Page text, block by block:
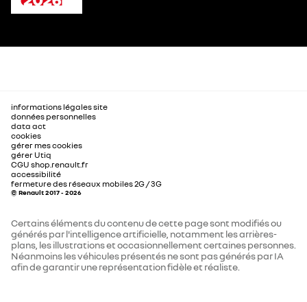
informations légales site
données personnelles
data act
cookies
gérer mes cookies
gérer Utiq
CGU shop.renault.fr
accessibilité
fermeture des réseaux mobiles 2G / 3G
© Renault 2017 - 2026
Certains éléments du contenu de cette page sont modifiés ou
générés par l'intelligence artificielle, notamment les arrières-
plans, les illustrations et occasionnellement certaines personnes.
Néanmoins les véhicules présentés ne sont pas générés par IA
afin de garantir une représentation fidèle et réaliste.